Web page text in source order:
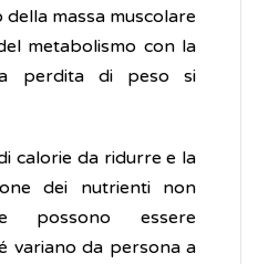
massa muscolare
metabolismo con la
perdita di peso si
calorie da ridurre e la
dei nutrienti non
possono essere
variano da persona a